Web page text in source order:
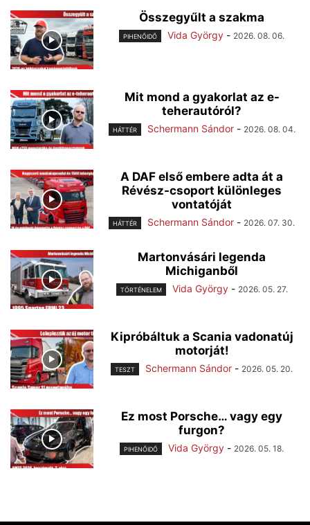
Összegyűlt a szakma
PIHENŐIDŐ Vida György - 2026. 08. 06.
Mit mond a gyakorlat az e-
teherautóról?
HÁTTÉR Schermann Sándor - 2026. 08. 04.
A DAF első embere adta át a
Révész-csoport különleges
vontatóját
HÁTTÉR Schermann Sándor - 2026. 07. 30.
Martonvásári legenda
Michiganből
TÖRTÉNELEM Vida György - 2026. 05. 27.
Kipróbáltuk a Scania vadonatúj
motorját!
TESZT Schermann Sándor - 2026. 05. 20.
Ez most Porsche… vagy egy
furgon?
PIHENŐIDŐ Vida György - 2026. 05. 18.